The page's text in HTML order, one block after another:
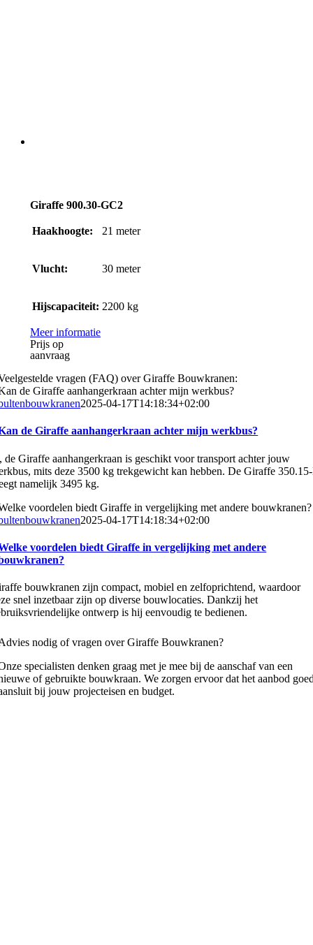
Giraffe 900.30-GC2
Haakhoogte: 21 meter
Vlucht: 30 meter
Hijscapaciteit: 2200 kg
Meer informatie
Prijs op
aanvraag
vragen (FAQ) over Giraffe Bouwkranen:
de Giraffe aanhangerkraan achter mijn werkbus?
2025-04-17T14:18:34+02:00
de Giraffe aanhangerkraan achter mijn werkbus?
de Giraffe aanhangerkraan is geschikt voor transport achter jouw
mits deze 3500 kg trekgewicht kan hebben. De Giraffe
namelijk 3495 kg.
voordelen biedt Giraffe in vergelijking met andere bouwkranen?
2025-04-17T14:18:34+02:00
voordelen biedt Giraffe in vergelijking met andere
bouwkranen zijn compact, mobiel en zelfoprichtend, waardoor
snel inzetbaar zijn op diverse bouwlocaties. Dankzij het
ontwerp is hij eenvoudig te bedienen.
nodig of vragen over Giraffe Bouwkranen?
specialisten denken graag met je mee bij de aanschaf van een
of gebruikte bouwkraan. We zorgen ervoor dat het aanbod
bij jouw projecteisen en budget.